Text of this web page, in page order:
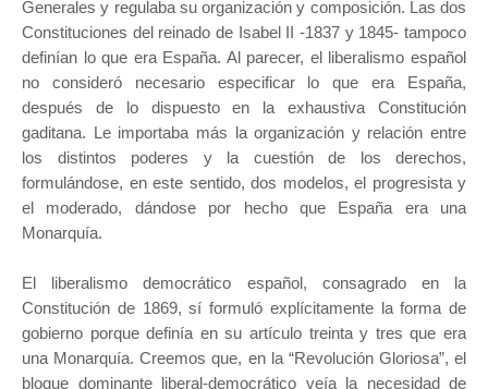
Generales y regulaba su organización y composición. Las dos
Constituciones del reinado de Isabel II -1837 y 1845- tampoco
definían lo que era España. Al parecer, el liberalismo español
no consideró necesario especificar lo que era España,
después de lo dispuesto en la exhaustiva Constitución
gaditana. Le importaba más la organización y relación entre
los distintos poderes y la cuestión de los derechos,
formulándose, en este sentido, dos modelos, el progresista y
el moderado, dándose por hecho que España era una
Monarquía.
El liberalismo democrático español, consagrado en la
Constitución de 1869, sí formuló explícitamente la forma de
gobierno porque definía en su artículo treinta y tres que era
una Monarquía. Creemos que, en la “Revolución Gloriosa”, el
bloque dominante liberal-democrático veía la necesidad de